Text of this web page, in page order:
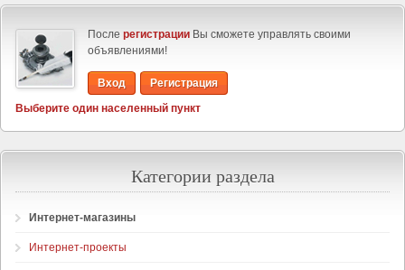
После регистрации Вы сможете управлять своими
объявлениями!
Вход
Регистрация
Выберите один населенный пункт
Категории раздела
Интернет-магазины
Интернет-проекты